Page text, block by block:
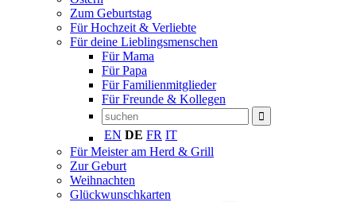
Zum Geburtstag
Für Hochzeit & Verliebte
Für deine Lieblingsmenschen
Für Mama
Für Papa
Für Familienmitglieder
Für Freunde & Kollegen
EN DE FR IT
Für Meister am Herd & Grill
Zur Geburt
Weihnachten
Glückwunschkarten